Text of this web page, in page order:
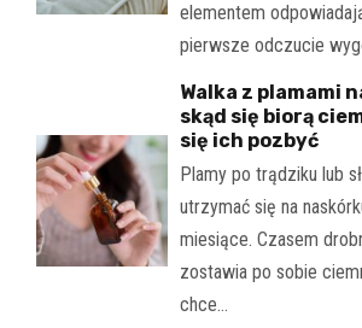
elementem
pierwsze odczucie
Walka z plamami
skąd się biorą
się ich pozbyć
Plamy po trądziku lub
utrzymać się na
miesiące. Czasem
zostawia po sobie
chce…